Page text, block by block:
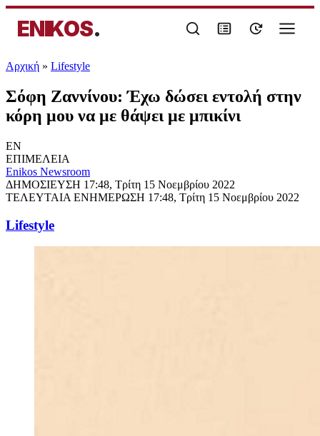
ENIKOS.
Αρχική » Lifestyle
Σόφη Ζαννίνου: Έχω δώσει εντολή στην
κόρη μου να με θάψει με μπικίνι
EN
ΕΠΙΜΕΛΕΙΑ
Enikos Newsroom
ΔΗΜΟΣΙΕΥΣΗ 17:48, Τρίτη 15 Νοεμβρίου 2022
ΤΕΛΕΥΤΑΙΑ ΕΝΗΜΕΡΩΣΗ 17:48, Τρίτη 15 Νοεμβρίου 2022
Lifestyle